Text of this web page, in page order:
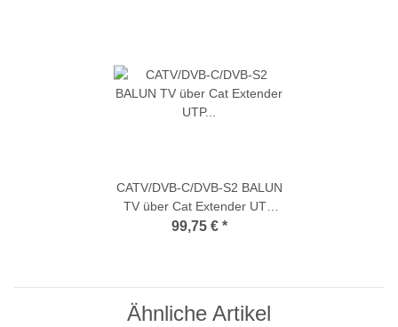
CATV/DVB-C/DVB-S2 BALUN
TV über Cat Extender UTP
(TV-Signale per
99,75 € *
Ähnliche Artikel